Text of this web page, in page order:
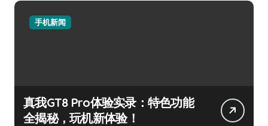
手机新闻
真我GT8 Pro体验实录：特色功能
全揭秘，玩机新体验！